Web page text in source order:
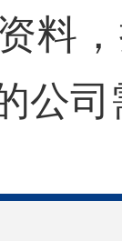
料
公